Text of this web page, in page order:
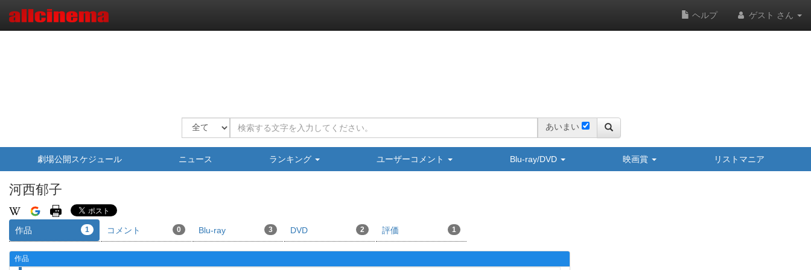
ヘルプ ゲスト さん
あいまい
劇場公開スケジュール ニュース ランキング ユーザーコメント Blu-ray/DVD 映画賞 リストマニア
河西郁子
作品 1 コメント 0 Blu-ray 3 DVD 2 評価 1
作品